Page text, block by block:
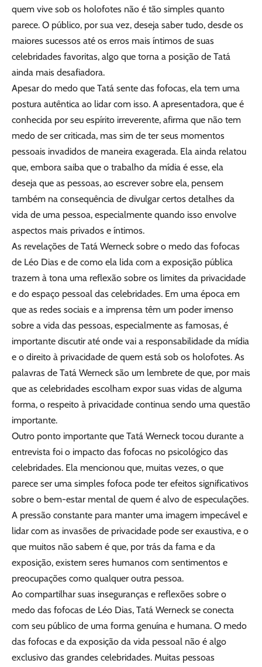
quem vive sob os holofotes não é tão simples quanto
parece. O público, por sua vez, deseja saber tudo, desde os
maiores sucessos até os erros mais íntimos de suas
celebridades favoritas, algo que torna a posição de Tatá
ainda mais desafiadora.
Apesar do medo que Tatá sente das fofocas, ela tem uma
postura autêntica ao lidar com isso. A apresentadora, que é
conhecida por seu espírito irreverente, afirma que não tem
medo de ser criticada, mas sim de ter seus momentos
pessoais invadidos de maneira exagerada. Ela ainda relatou
que, embora saiba que o trabalho da mídia é esse, ela
deseja que as pessoas, ao escrever sobre ela, pensem
também na consequência de divulgar certos detalhes da
vida de uma pessoa, especialmente quando isso envolve
aspectos mais privados e íntimos.
As revelações de Tatá Werneck sobre o medo das fofocas
de Léo Dias e de como ela lida com a exposição pública
trazem à tona uma reflexão sobre os limites da privacidade
e do espaço pessoal das celebridades. Em uma época em
que as redes sociais e a imprensa têm um poder imenso
sobre a vida das pessoas, especialmente as famosas, é
importante discutir até onde vai a responsabilidade da mídia
e o direito à privacidade de quem está sob os holofotes. As
palavras de Tatá Werneck são um lembrete de que, por mais
que as celebridades escolham expor suas vidas de alguma
forma, o respeito à privacidade continua sendo uma questão
importante.
Outro ponto importante que Tatá Werneck tocou durante a
entrevista foi o impacto das fofocas no psicológico das
celebridades. Ela mencionou que, muitas vezes, o que
parece ser uma simples fofoca pode ter efeitos significativos
sobre o bem-estar mental de quem é alvo de especulações.
A pressão constante para manter uma imagem impecável e
lidar com as invasões de privacidade pode ser exaustiva, e o
que muitos não sabem é que, por trás da fama e da
exposição, existem seres humanos com sentimentos e
preocupações como qualquer outra pessoa.
Ao compartilhar suas inseguranças e reflexões sobre o
medo das fofocas de Léo Dias, Tatá Werneck se conecta
com seu público de uma forma genuína e humana. O medo
das fofocas e da exposição da vida pessoal não é algo
exclusivo das grandes celebridades. Muitas pessoas